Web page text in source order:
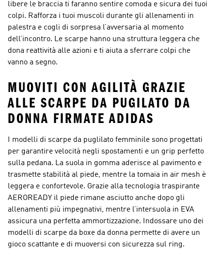
libere le braccia ti faranno sentire comoda e sicura dei tuoi
colpi. Rafforza i tuoi muscoli durante gli allenamenti in
palestra e cogli di sorpresa l’avversaria al momento
dell’incontro. Le scarpe hanno una struttura leggera che
dona reattività alle azioni e ti aiuta a sferrare colpi che
vanno a segno.
MUOVITI CON AGILITÀ GRAZIE
ALLE SCARPE DA PUGILATO DA
DONNA FIRMATE ADIDAS
I modelli di scarpe da puglilato femminile sono progettati
per garantire velocità negli spostamenti e un grip perfetto
sulla pedana. La suola in gomma aderisce al pavimento e
trasmette stabilità al piede, mentre la tomaia in air mesh è
leggera e confortevole. Grazie alla tecnologia traspirante
AEROREADY il piede rimane asciutto anche dopo gli
allenamenti più impegnativi, mentre l’intersuola in EVA
assicura una perfetta ammortizzazione. Indossare uno dei
modelli di scarpe da boxe da donna permette di avere un
gioco scattante e di muoversi con sicurezza sul ring.